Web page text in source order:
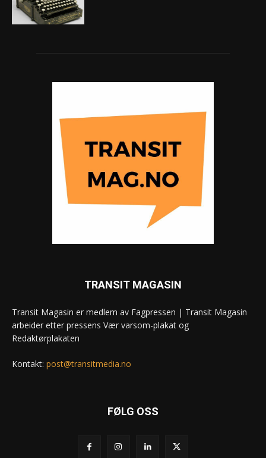
TRANSIT MAGASIN
Transit Magasin er medlem av Fagpressen | Transit Magasin
arbeider etter pressens Vær varsom-plakat og
Redaktørplakaten
Kontakt: post@transitmedia.no
FØLG OSS